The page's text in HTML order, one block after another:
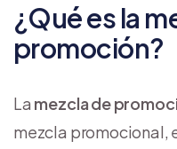
¿Qué es la
promoción?
La mezcla de
mezcla promocional,